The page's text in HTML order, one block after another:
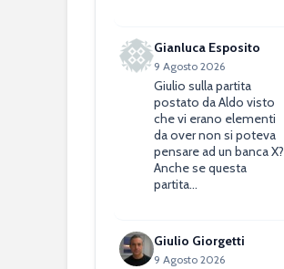
Gianluca Esposito
9 Agosto 2026
Giulio sulla partita
postato da Aldo visto
che vi erano elementi
da over non si poteva
pensare ad un banca X?
Anche se questa
partita…
Giulio Giorgetti
9 Agosto 2026